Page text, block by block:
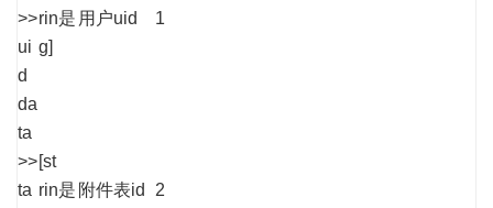
>>
ui
d
rin
g]
是 用户uid 1
da
ta
>>
ta
[st
rin是 附件表id 2